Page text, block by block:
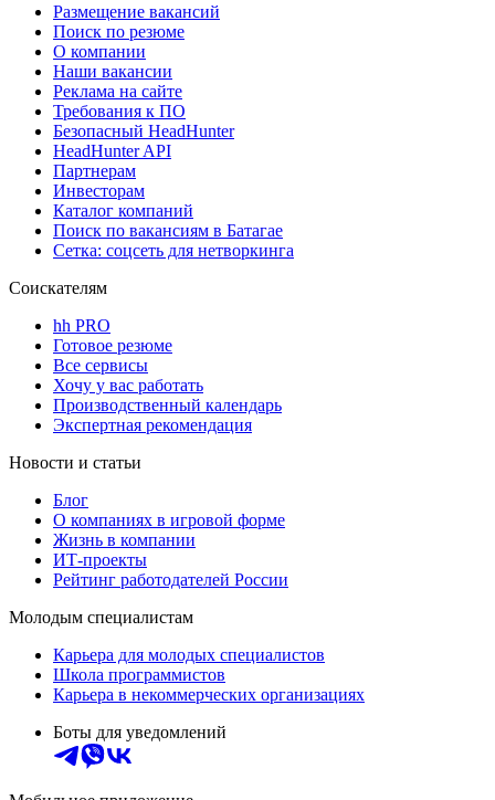
Размещение вакансий
Поиск по резюме
О компании
Наши вакансии
Реклама на сайте
Требования к ПО
Безопасный HeadHunter
HeadHunter API
Партнерам
Инвесторам
Каталог компаний
Поиск по вакансиям в Батагае
Сетка: соцсеть для нетворкинга
Соискателям
hh PRO
Готовое резюме
Все сервисы
Хочу у вас работать
Производственный календарь
Экспертная рекомендация
Новости и статьи
Блог
О компаниях в игровой форме
Жизнь в компании
ИТ-проекты
Рейтинг работодателей России
Молодым специалистам
Карьера для молодых специалистов
Школа программистов
Карьера в некоммерческих организациях
Боты для уведомлений